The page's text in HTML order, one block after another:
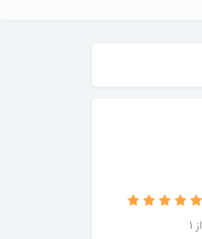
از 1